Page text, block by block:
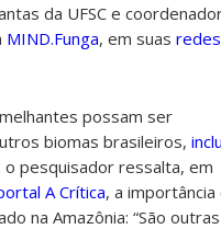
da UFSC e
MIND.Funga, em suasredes
possam ser
biomas brasileiros,
o pesquisador ressalta, em
A Crítica, a importância
na Amazônia: “São outras